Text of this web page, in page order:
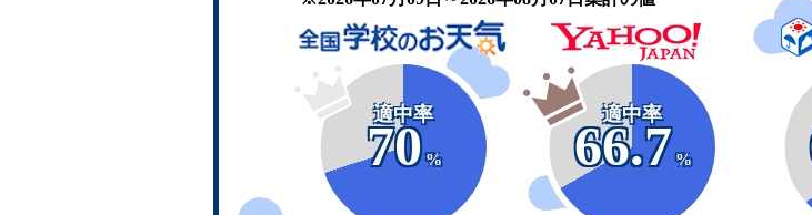
適中率
70
%
適中率
66.7
%